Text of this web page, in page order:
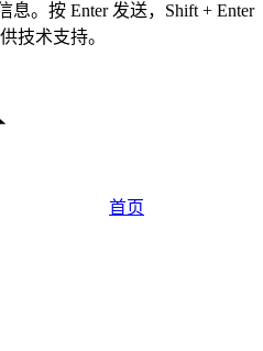
。按 Enter 发送，Shift + Enter
技术支持。
首页